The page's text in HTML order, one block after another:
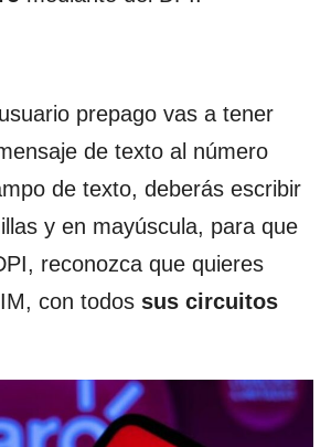
prepago vas a tener
de texto al número
de texto, deberás escribir
y en mayúscula, para que
reconozca que quieres
con todos sus circuitos